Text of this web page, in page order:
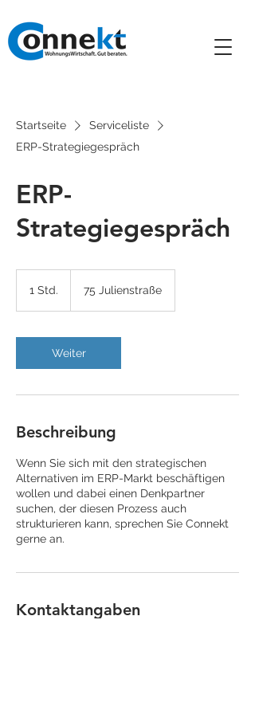
Startseite
Serviceliste
ERP-Strategiegespräch
ERP-
Strategiegespräch
1 Std.
d
75 Julienstraße
Weiter
Beschreibung
Wenn Sie sich mit den strategischen
Alternativen im ERP-Markt beschäftigen
wollen und dabei einen Denkpartner
suchen, der diesen Prozess auch
strukturieren kann, sprechen Sie Connekt
gerne an.
Kontaktangaben